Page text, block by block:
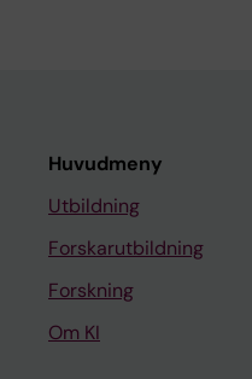
Huvudmeny
Utbildning
Forskarutbildning
Forskning
Om KI